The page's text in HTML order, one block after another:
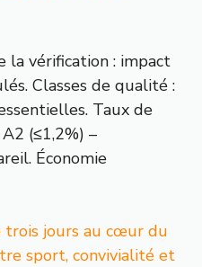
la vérification : impact
Classes de qualité :
Taux de
(≤1,2%) –
Économie
trois jours au cœur du
sport, convivialité et